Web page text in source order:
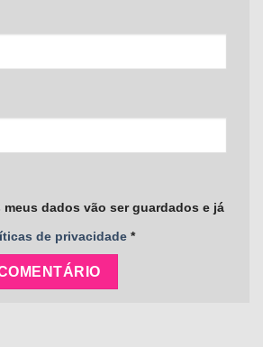
meus dados vão ser guardados e já
de privacidade *